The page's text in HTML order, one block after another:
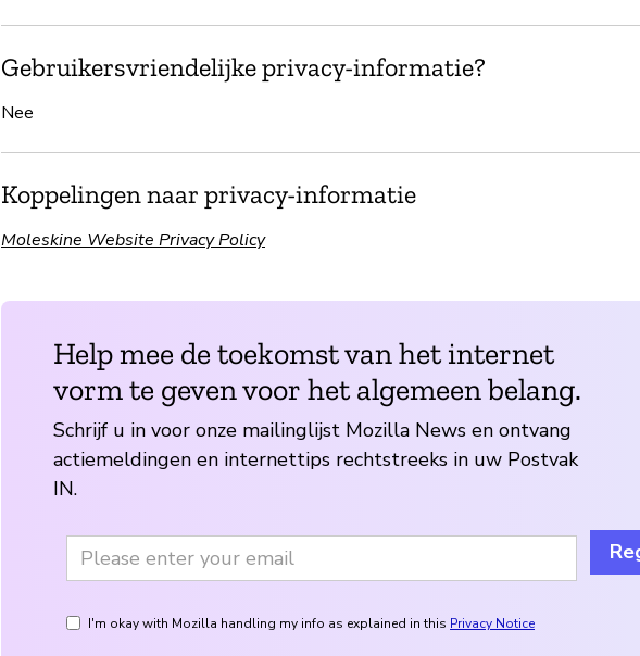
Gebruikersvriendelijke privacy-informatie?
Nee
Koppelingen naar privacy-informatie
Moleskine Website Privacy Policy
Help mee de toekomst van het internet
vorm te geven voor het algemeen belang.
Schrijf u in voor onze mailinglijst Mozilla News en ontvang
actiemeldingen en internettips rechtstreeks in uw Postvak
IN.
I'm okay with Mozilla handling my info as explained in this Privacy Notice